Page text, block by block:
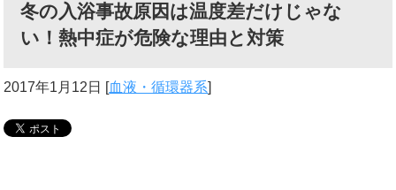
冬の入浴事故原因は温度差だけじゃな
い！熱中症が危険な理由と対策
2017年1月12日 [血液・循環器系]